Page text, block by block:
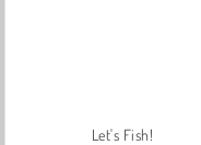
Let's Fish!